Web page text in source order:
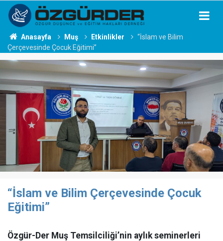
Anasayfa Muş Etkinlikler
“İslam ve Bilim
Çerçevesinde Çocuk Eğitimi”
“İslam ve Bilim Çerçevesinde Çocuk
Eğitimi”
Özgür-Der Muş Temsilciliği’nin aylık seminerleri